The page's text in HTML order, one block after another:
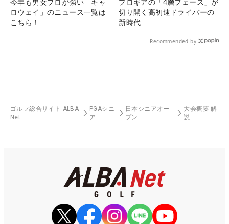
ロウェイ」のニュース一覧は
こちら！
切り開く高初速ドライバーの
新時代
Recommended by
ゴルフ総合サイト ALBA
Net
PGAシニ
ア
日本シニアオー
プン
大会概要 解
説